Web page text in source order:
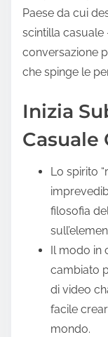
Paese da cui
scintilla casuale
conversazione
che spinge le
Inizia
Casuale
Lo spirito
filosofia
Il modo in
cambiato
di video
facile
mondo.